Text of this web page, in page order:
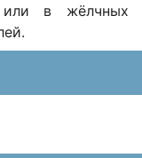
в жёлчных